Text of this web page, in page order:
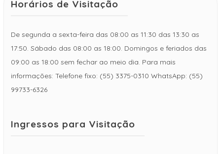
Horários de Visitação
De segunda a sexta-feira das 08:00 as 11:30 das 13:30 as
17:50. Sábado das 08:00 as 18:00. Domingos e feriados das
09:00 as 18:00 sem fechar ao meio dia. Para mais
informações: Telefone fixo: (55) 3375-0310 WhatsApp: (55)
99733-6326
Ingressos para Visitação